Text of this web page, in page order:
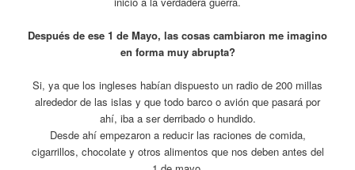
Después de ese 1 de Mayo, las cosas cambiaron me imagino
en forma muy abrupta?
Si, ya que los ingleses habían dispuesto un radio de 200 millas
alrededor de las islas y que todo barco o avión que pasará por
ahí, iba a ser derribado o hundido.
Desde ahí empezaron a reducir las raciones de comida,
cigarrillos, chocolate y otros alimentos que nos deben antes del